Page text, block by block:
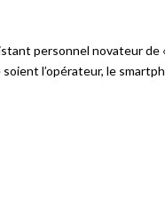
personnel novateur de
l’opérateur, le